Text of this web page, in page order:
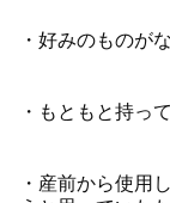
・好みのものが
・もともと持っ
・産前から使用